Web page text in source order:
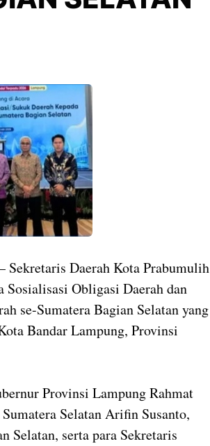
Daerah Kota Prabumulih
Obligasi Daerah dan
se-Sumatera Bagian Selatan yang
Bandar Lampung, Provinsi
Provinsi Lampung Rahmat
Selatan Arifin Susanto,
Selatan, serta para Sekretaris